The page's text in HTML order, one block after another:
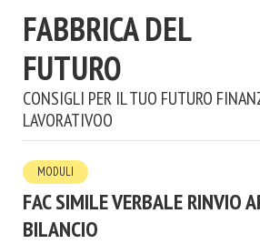
FABBRICA DEL
FUTURO
CONSIGLI PER IL TUO FUTURO
LAVORATIVOO
MODULI
FAC SIMILE VERBALE RINVIO
BILANCIO​​